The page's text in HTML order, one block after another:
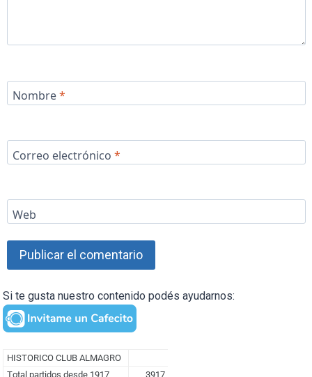
Nombre*
Correo electrónico *
Web
Si te gusta nuestro contenido podés ayudarnos: